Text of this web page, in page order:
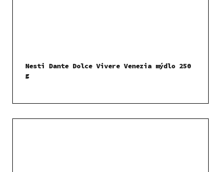
Nesti Dante Dolce Vivere Venezia mýdlo 250
g